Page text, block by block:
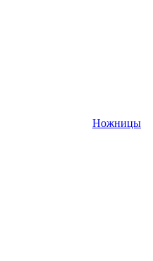
Ножницы